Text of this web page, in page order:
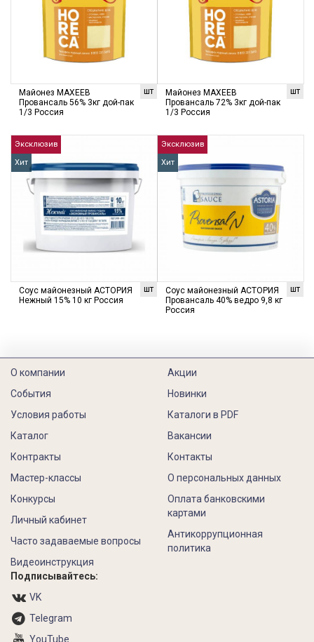
шт
Майонез МАХЕЕВ
Провансаль 56% 3кг дой-пак
1/3 Россия
шт
Майонез МАХЕЕВ
Провансаль 72% 3кг дой-пак
1/3 Россия
Эксклюзив
Хит
шт
Соус майонезный АСТОРИЯ
Нежный 15% 10 кг Россия
Эксклюзив
Хит
шт
Соус майонезный АСТОРИЯ
Провансаль 40% ведро 9,8 кг
Россия
О компании
События
Условия работы
Каталог
Контракты
Акции
Новинки
Каталоги в PDF
Вакансии
Контакты
Мастер-классы
Конкурсы
Личный кабинет
Часто задаваемые вопросы
Видеоинструкция
О персональных данных
Оплата банковскими
картами
Антикоррупционная
политика
Подписывайтесь:
VK
Telegram
YouTube